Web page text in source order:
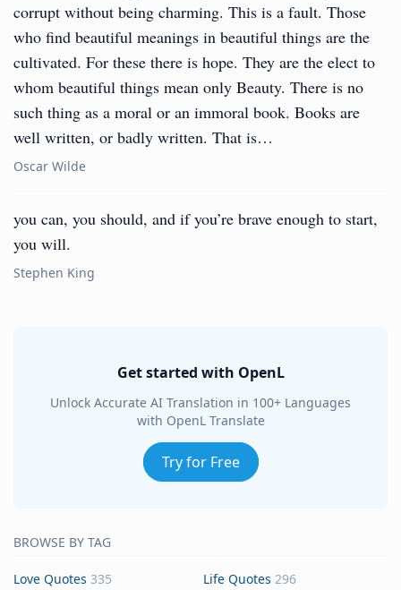
corrupt without being charming. This is a fault. Those
who find beautiful meanings in beautiful things are the
cultivated. For these there is hope. They are the elect to
whom beautiful things mean only Beauty. There is no
such thing as a moral or an immoral book. Books are
well written, or badly written. That is…
Oscar Wilde
you can, you should, and if you’re brave enough to start,
you will.
Stephen King
Get started with OpenL
Unlock Accurate AI Translation in 100+ Languages
with OpenL Translate
Try for Free
BROWSE BY TAG
Love Quotes 335 Life Quotes 296